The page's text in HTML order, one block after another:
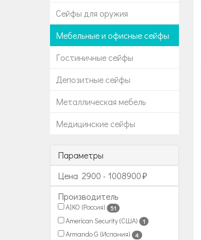
Сейфы для оружия
Мебельные и офисные сейфы
Гостиничные сейфы
Депозитные сейфы
Металлическая мебель
Медицинские сейфы
Параметры
Цена 2900 - 1008900
Производитель
AIKO (Россия) 51
American Security (США) 1
Armando G (Испания) 4